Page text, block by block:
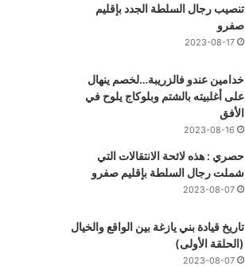
تنصيب رجال السلطة الجدد بإقليم
صفرو
2023-08-17
خدامين عندو فالزريبة…لخصم ينهال
على أغلبيته بالشتم وبلوكاج يلوح في
الأفق
2023-08-16
حصري : هذه لائحة الانتقالات التي
شملت رجال السلطة بإقليم صفرو
2023-08-07
تاريخ قيادة بني يازغة بين الواقع والخيال
(الحلقة الأولى)
2023-08-07